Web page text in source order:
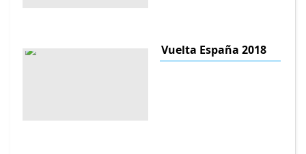
Vuelta España 2018